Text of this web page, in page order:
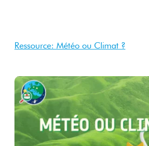
Ressource: Météo ou Climat ?